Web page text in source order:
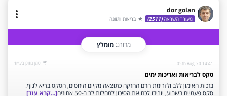
dor golan
מעורר השראה(2511)
star בריאות ותזונה more_vert
מדורג:מומלץ
05th Aug, 20 14:41 ‫סמן כתוכן בעייתי‬
סקס לבריאות ואריכות ימים
בזכות האימון ללב ולזרימת הדם החזקה כתוצאה מקיום היחסים, הסקס בריא לגוף.
סקס פעמיים בשבוע, יורידו לכם את הסיכון למחלות לב ב-50 אחוזים
[...קרא עוד]